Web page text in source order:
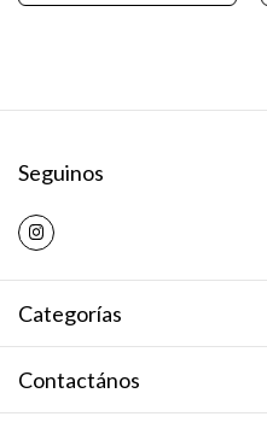
Seguinos
Categorías
Contactános